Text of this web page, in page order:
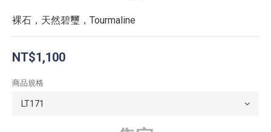
裸石，天然碧璽，Tourmaline
NT$1,100
商品規格